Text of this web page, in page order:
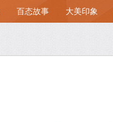
百态故事 大美印象